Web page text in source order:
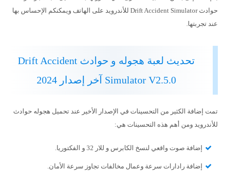
حوادث Drift Accident Simulator للأندرويد على الهاتف ويمكنكم الإحساس بها
عند تجربتها.
تحديث لعبة هجوله و حوادث Drift Accident
Simulator V2.5.0 آخر إصدار 2024
تمت إضافة الكثير من التحسينات في الإصدار الأخير عند تحميل هجوله حوادث
للأندرويد ومن أهم هذه التحسينات هي:
إضافة صوت واقعي لنسخ الكابرس و للار 32 و الفكتوريا.
إضافة رادارات سرعة وعمال مخالفات تجاوز سرعة الأمان.